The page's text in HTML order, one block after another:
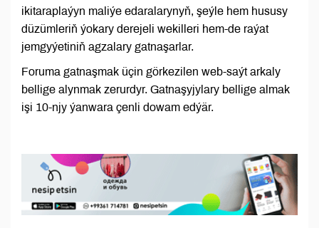
ikitaraplaýyn maliýe edaralarynyň, şeýle hem hususy
düzümleriň ýokary derejeli wekilleri hem-de raýat
jemgyýetiniň agzalary gatnaşarlar.
Foruma gatnaşmak üçin görkezilen web-saýt arkaly
bellige alynmak zerurdyr. Gatnaşyjylary bellige almak
işi 10-njy ýanwara çenli dowam edýär.